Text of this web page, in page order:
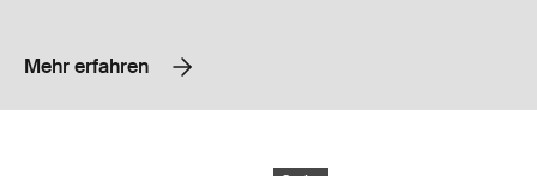
Mehr erfahren
Thule Elements high-performance footmuff M/L Kinderwagenfußsack
Thule Chariot cross-country skiing